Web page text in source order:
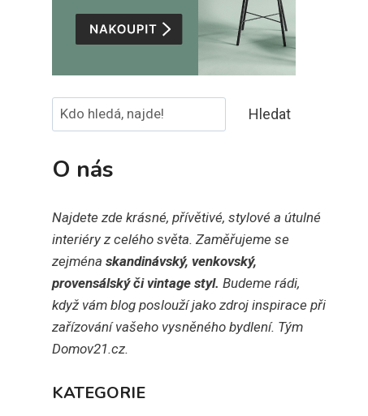
Hledat Hledat
O nás
Najdete zde krásné, přívětivé, stylové a útulné
interiéry z celého světa. Zaměřujeme se
zejménaskandinávský, venkovský,
provensálský či vintage styl. Budeme rádi,
když vám blog poslouží jako zdroj inspirace při
zařízování vašeho vysněného bydlení. Tým
Domov21.cz.
KATEGORIE